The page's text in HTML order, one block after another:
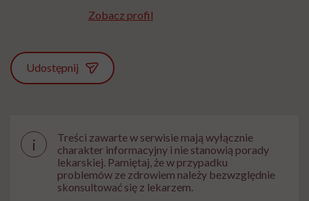
Zobacz profil
Udostępnij
i
Treści zawarte w serwisie mają wyłącznie
charakter informacyjny i nie stanowią porady
lekarskiej. Pamiętaj, że w przypadku
problemów ze zdrowiem należy bezwzględnie
skonsultować się z lekarzem.